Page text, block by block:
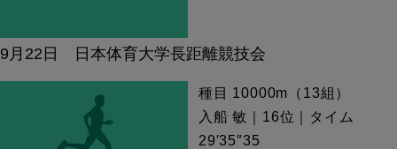
9月22日 日本体育大学長距離競技会
種目 10000m（13組）
入船 敏｜16位｜タイム
29′35″35